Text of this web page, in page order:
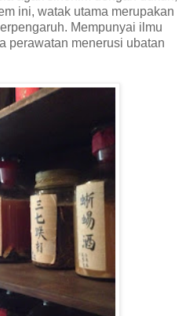
ini, watak utama merupakan
Mempunyai ilmu
perawatan menerusi ubatan